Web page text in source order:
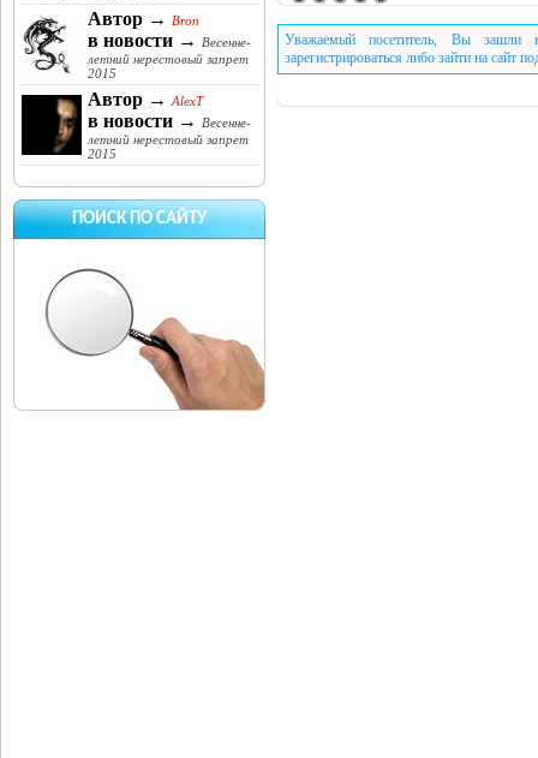
Автор → Bron
в новости →
Весенне-
летний нерестовый запрет
2015
Автор → AlexT
в новости →
Весенне-
летний нерестовый запрет
2015
ПОИСК ПО САЙТУ
Уважаемый посетитель, Вы зашли
зарегистрироваться либо зайти на сайт